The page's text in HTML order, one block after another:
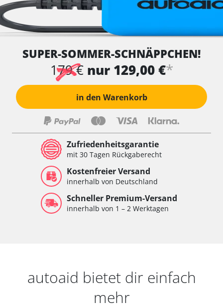
SUPER-SOMMER-SCHNÄPPCHEN!
179 € nur 129,00 €*
in den Warenkorb
Zufriedenheitsgarantie
mit 30 Tagen Rückgaberecht
Kostenfreier Versand
innerhalb von Deutschland
Schneller Premium-Versand
innerhalb von 1 – 2 Werktagen
autoaid bietet dir einfach
mehr